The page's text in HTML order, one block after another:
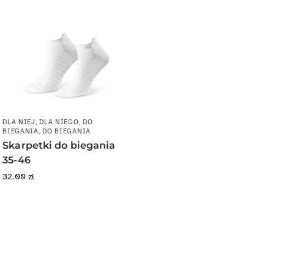
DLA NIEJ, DLA NIEGO, DO
BIEGANIA, DO BIEGANIA
Skarpetki do biegania
35-46
32.00 zł